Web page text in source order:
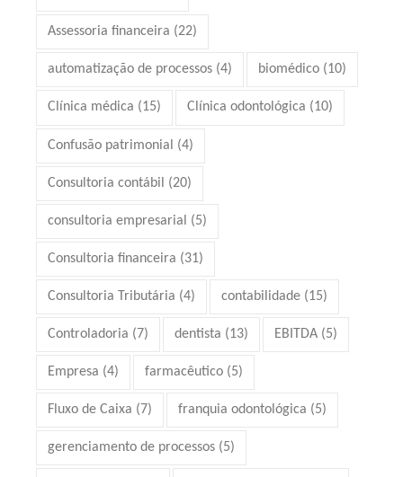
Assessoria financeira (22)
automatização de processos (4) biomédico (10)
Clínica médica (15) Clínica odontológica (10)
Confusão patrimonial (4)
Consultoria contábil (20)
consultoria empresarial (5)
Consultoria financeira (31)
Consultoria Tributária (4) contabilidade (15)
Controladoria (7) dentista (13) EBITDA (5)
Empresa (4) farmacêutico (5)
Fluxo de Caixa (7) franquia odontológica (5)
gerenciamento de processos (5)